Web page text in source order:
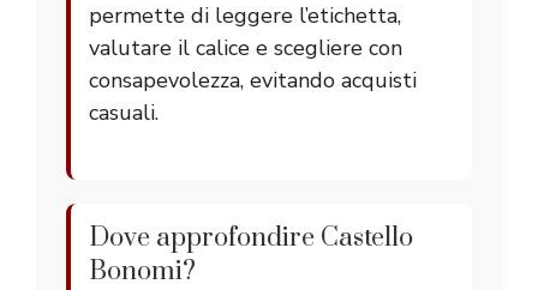
permette di leggere l’etichetta,
valutare il calice e scegliere con
consapevolezza, evitando acquisti
casuali.
Dove approfondire Castello
Bonomi?